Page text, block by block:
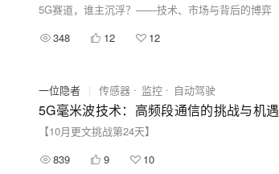
5G赛道，谁主沉浮？——技术、市场与背后的博弈
348
12 12
一位隐者 | 传感器 监控 自动驾驶
5G毫米波技术：高频段通信的挑战与机遇
【10月更文挑战第24天】
839
9 10